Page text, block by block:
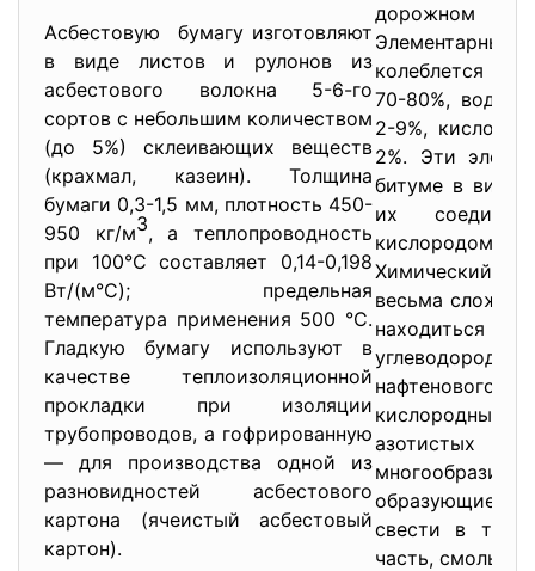
Асбестовую бумагу изготовляют
в виде листов и рулонов из
асбестового волокна 5-6-го
сортов с небольшим количеством
(до 5%) склеивающих веществ
(крахмал, казеин). Толщина
бумаги 0,3-1,5 мм, плотность 450-
950 кг/м3, а теплопроводность
при 100°С составляет 0,14-0,198
Вт/(м°С); предельная
температура применения 500 °С.
Гладкую бумагу используют в
качестве теплоизоляционной
прокладки при изоляции
трубопроводов, а гофрированную
— для производства одной из
разновидностей асбестового
картона (ячеистый асбестовый
картон).
дорожном
Элементарный
колеблется в
70-80%,
2-9%,
2%. Эти
битуме в виде
их
Химический
весьма сложен.
азотистых
образующие
свести в три
часть, смолы и